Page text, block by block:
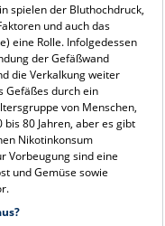
spielen der Bluthochdruck,
und auch das
eine Rolle. Infolgedessen
der Gefäßwand
die Verkalkung weiter
Gefäßes durch ein
von Menschen,
80 Jahren, aber es gibt
Nikotinkonsum
Vorbeugung sind eine
und Gemüse sowie